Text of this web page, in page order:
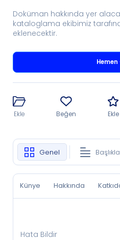
Doküman hakkında yer
kataloglama ekibimiz
eklenecektir.
Hemen
Ekle Beğen Ekle
Genel
Künye Hakkında
Hata Bildir